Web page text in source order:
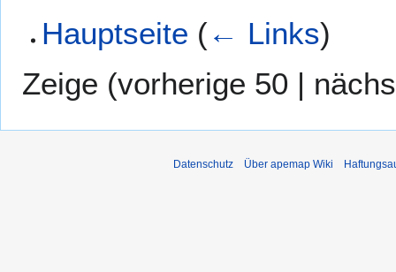
Hauptseite (← Links)
Zeige (vorherige 50 |
Datenschutz Über apemap Wiki